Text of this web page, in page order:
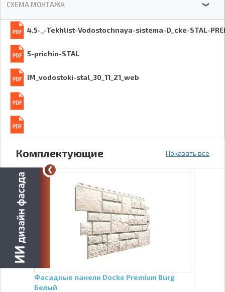
4.5-_-Tekhlist-Vodostochnaya-sistema-D_cke-STAL-
5-prichin-STAL
IM_vodostoki-stal_30_11_21_web
СХЕМА МОНТАЖА ❯
Комплектующие Показать все
Фасадные панели Docke Premium Burg
Белый